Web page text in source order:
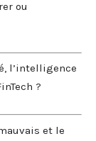
ou
l’intelligence
?
et le